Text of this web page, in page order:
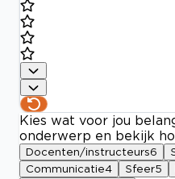
Kies wat voor jou
onderwerp en bekijk
Docenten/instructeurs6
Communicatie4 Sfeer5